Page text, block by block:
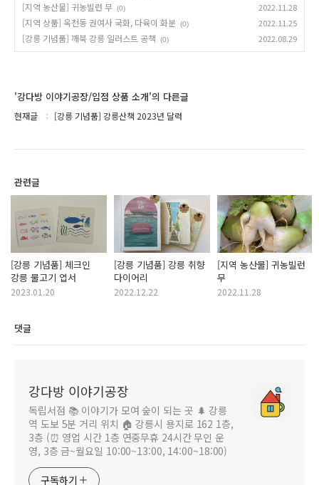
[지역 농산물] 귀농빌런 무 (0) 2022.11.28
[지역 상품] 옥천동 권여사 국화, 다육이 화분 (0) 2022.11.25
[강릉 기념품] 깨북 강릉 일러스트 공책 (0) 2022.08.29
'강다방 이야기공장/입점 상품 소개'의 다른글
현재글 [강릉 기념품] 강릉산책 2023년 달력
관련글
[강릉 기념품] 체크인
강릉 물고기 엽서
2023.01.20
[강릉 기념품] 강릉 취향
다이어리
2022.12.22
[지역 농산물] 귀농빌런
무
2022.11.28
댓글
강다방 이야기공장
독립서점 📚 이야기가 모여 숲이 되는 곳 🌲 강릉
역 도보 5분 거리 위치 🏠 강릉시 용지로 162 1층,
3층 (⏰ 영업 시간 1층 연중무휴 24시간 무인 운
영, 3층 금~월요일 10:00~13:00, 14:00~18:00)
구독하기